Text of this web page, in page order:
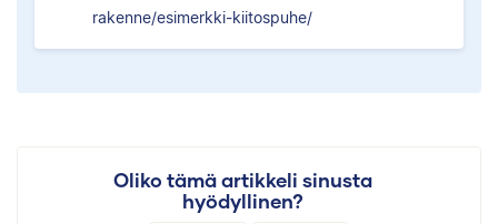
rakenne/esimerkki-kiitospuhe/
Oliko tämä artikkeli sinusta
hyödyllinen?